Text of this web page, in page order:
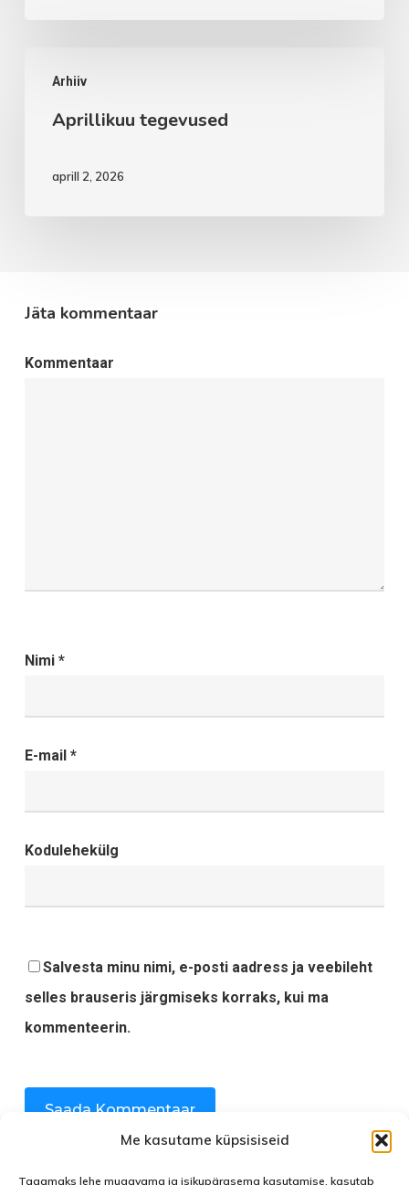
Me kasutame küpsisiseid
Tagamaks lehe mugavama ja isikupärasema kasutamise, kasutab
Arhiiv
tegevused
Aprillikuu tegevused
aprill 2, 2026
Jäta kommentaar
Kommentaar
Nimi *
E-mail *
Kodulehekülg
Salvesta minu nimi, e-posti aadress ja veebileht
selles brauseris järgmiseks korraks, kui ma
kommenteerin.